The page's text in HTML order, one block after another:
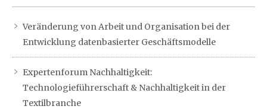
Veränderung von Arbeit und Organisation bei der
Entwicklung datenbasierter Geschäftsmodelle
Expertenforum Nachhaltigkeit:
Technologieführerschaft & Nachhaltigkeit in der
Textilbranche